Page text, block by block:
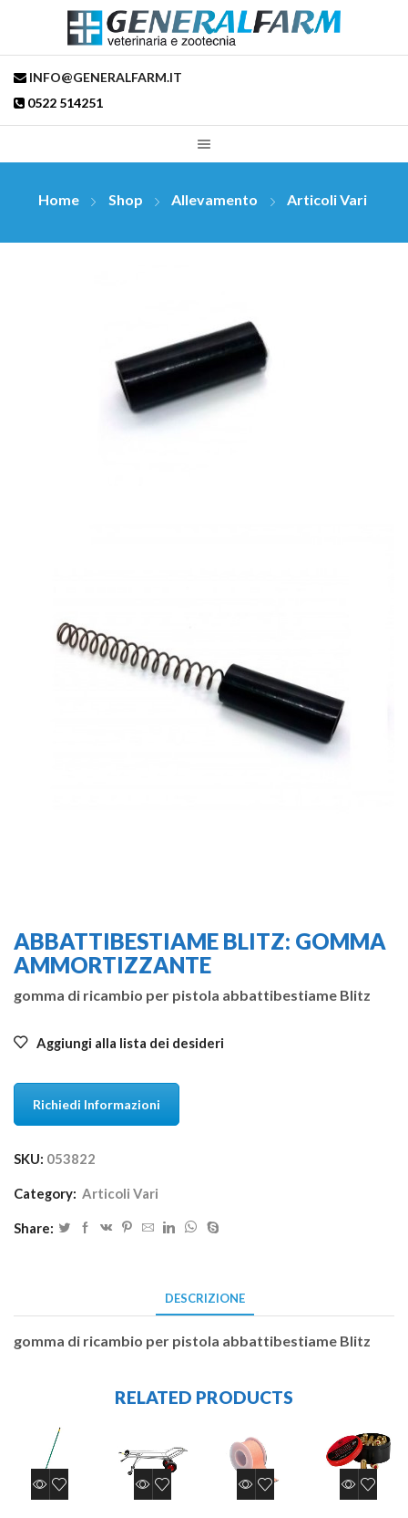
INFO@GENERALFARM.IT
0522 514251
Home Shop Allevamento Articoli Vari
ABBATTIBESTIAME BLITZ: GOMMA
AMMORTIZZANTE
gomma di ricambio per pistola abbattibestiame Blitz
Aggiungi alla lista dei desideri
Richiedi Informazioni
SKU: 053822
Category: Articoli Vari
Share:
DESCRIZIONE
gomma di ricambio per pistola abbattibestiame Blitz
RELATED PRODUCTS